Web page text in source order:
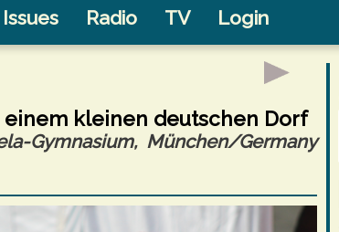
Issues Radio TV Login
kleinen deutschen Dorf
Gymnasium, München/Germany